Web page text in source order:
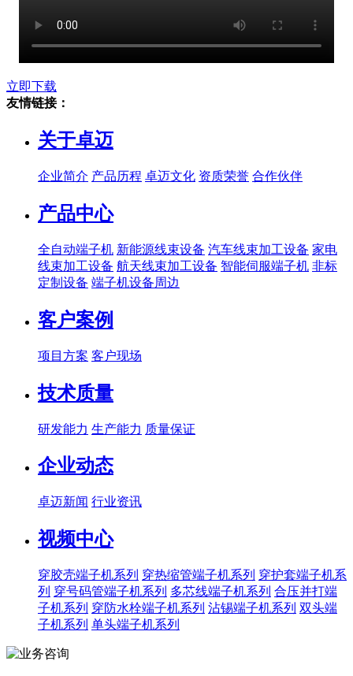
立即下载
友情链接：
关于卓迈
企业简介 产品历程 卓迈文化 资质荣誉 合作伙伴
产品中心
全自动端子机 新能源线束设备 汽车线束加工设备 家电
线束加工设备 航天线束加工设备 智能伺服端子机 非标
定制设备 端子机设备周边
客户案例
项目方案 客户现场
技术质量
研发能力 生产能力 质量保证
企业动态
卓迈新闻 行业资讯
视频中心
穿胶壳端子机系列 穿热缩管端子机系列 穿护套端子机系
列 穿号码管端子机系列 多芯线端子机系列 合压并打端
子机系列 穿防水栓端子机系列 沾锡端子机系列 双头端
子机系列 单头端子机系列